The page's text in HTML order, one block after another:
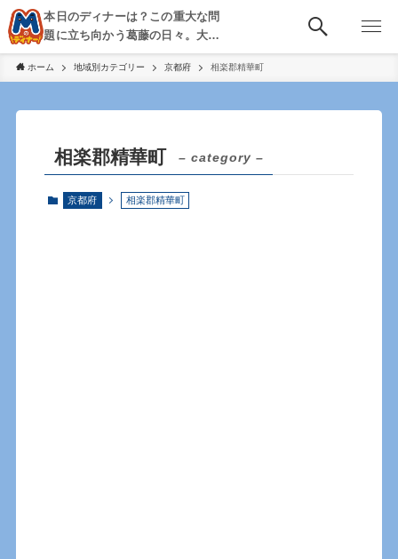
本日のディナーは？この重大な問
題に立ち向かう葛藤の日々。大
阪・京都・神戸を中心とした食べ
歩き、飲み歩きを綴る。
ホーム 地域別カテゴリー 京都府 相楽郡精華町
相楽郡精華町 – category –
京都府 相楽郡精華町